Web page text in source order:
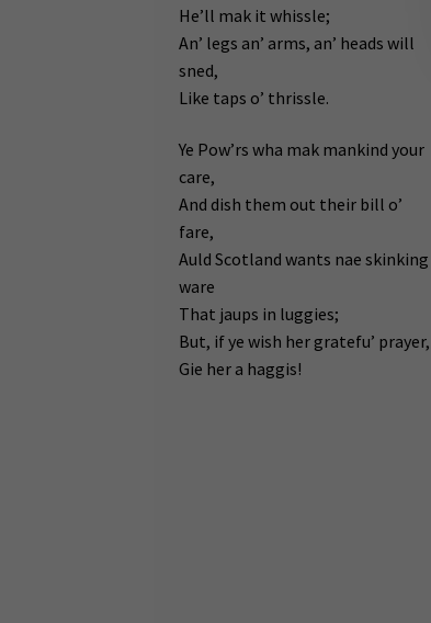
He’ll mak it whissle;
An’ legs an’ arms, an’ heads will
sned,
Like taps o’ thrissle.
Ye Pow’rs wha mak mankind your
care,
And dish them out their bill o’
fare,
Auld Scotland wants nae skinking
ware
That jaups in luggies;
But, if ye wish her gratefu’ prayer,
Gie her a haggis!